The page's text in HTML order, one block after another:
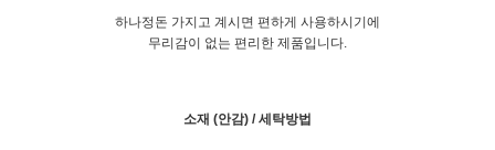
하나정돈 가지고 계시면 편하게 사용하시기에
무리감이 없는 편리한 제품입니다.
소재 (안감) / 세탁방법